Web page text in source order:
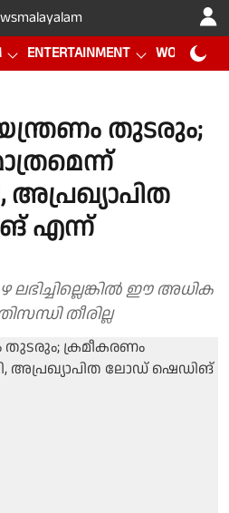
ENTERTAINMENT WORLD CUP
തുടരും;
എന്ന്
ഈ അധിക
തീരില്ല